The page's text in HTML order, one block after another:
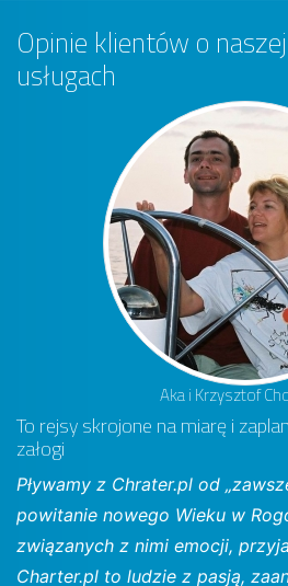
Opinie klientów o
usługach
Aka i Krzysztof
To rejsy skrojone na miarę i
załogi
Pływamy z Chrater.pl od
powitanie nowego Wieku w
związanych z nimi emocji,
Charter.pl to ludzie z pasją,